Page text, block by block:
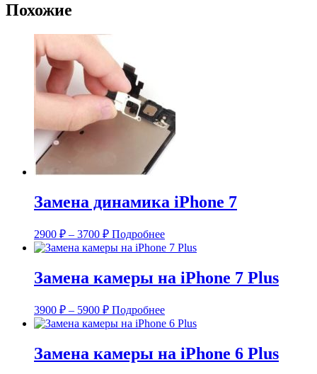
Похожие
Замена динамика iPhone 7
2900 ₽ – 3700 ₽Диапазон
цен:
3700 ₽
Подробнее
Замена камеры на iPhone 7 Plus
3900 ₽ – 5900 ₽Диапазон
цен:
5900 ₽
Подробнее
Замена камеры на iPhone 6 Plus